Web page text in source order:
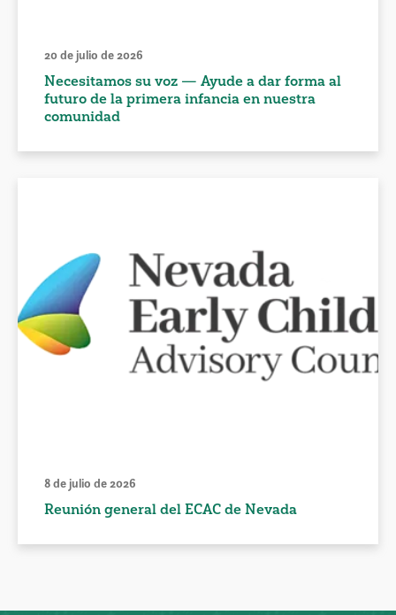
20 de julio de 2026
Necesitamos su voz — Ayude a dar forma al
futuro de la primera infancia en nuestra
comunidad
8 de julio de 2026
Reunión general del ECAC de Nevada